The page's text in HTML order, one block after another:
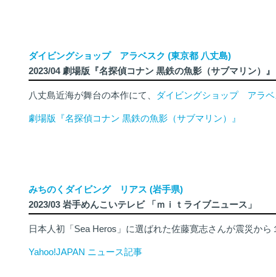
ダイビングショップ アラベスク (東京都 八丈島)
2023/04 劇場版『名探偵コナン 黒鉄の魚影（サブマリン）』
八丈島近海が舞台の本作にて、 ダイビングショップ アラベ
劇場版『名探偵コナン 黒鉄の魚影（サブマリン）』
みちのくダイビング リアス (岩手県)
2023/03 岩手めんこいテレビ 「ｍｉｔライブニュース」
日本人初「Sea Heros」に選ばれた佐藤寛志さんが震災か
Yahoo!JAPAN ニュース記事